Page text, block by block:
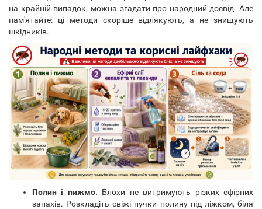
на крайній випадок, можна згадати про народний досвід. Але
пам'ятайте: ці методи скоріше відлякують, а не знищують
шкідників.
Полин і пижмо. Блохи не витримують різких ефірних
запахів. Розкладіть свіжі пучки полину під ліжком, біля